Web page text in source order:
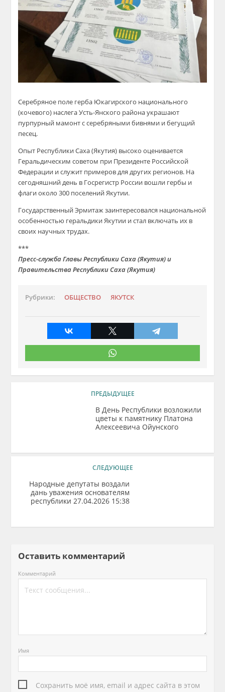
Серебряное поле герба Юкагирского национального
(кочевого) наслега Усть-Янского района украшают
пурпурный мамонт с серебряными бивнями и бегущий
песец.
Опыт Республики Саха (Якутия) высоко оценивается
Геральдическим советом при Президенте Российской
Федерации и служит примеров для других регионов. На
сегодняшний день в Госрегистр России вошли гербы и
флаги около 300 поселений Якутии.
Государственный Эрмитаж заинтересовался национальной
особенностью геральдики Якутии и стал включать их в
своих научных трудах.
***
Пресс-служба Главы Республики Саха (Якутия) и
Правительства Республики Саха (Якутия)
Рубрики: ОБЩЕСТВО ЯКУТСК
ПРЕДЫДУЩЕЕ
В День Республики возложили
цветы к памятнику Платона
Алексеевича Ойунского
СЛЕДУЮЩЕЕ
Народные депутаты воздали
дань уважения основателям
республики 27.04.2026 15:38
Оставить комментарий
Комментарий
Имя
Сохранить моё имя, email и адрес сайта в этом